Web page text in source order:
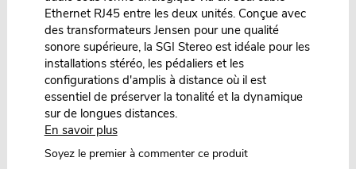
Ethernet RJ45 entre les deux unités. Conçue avec
des transformateurs Jensen pour une qualité
sonore supérieure, la SGI Stereo est idéale pour les
installations stéréo, les pédaliers et les
configurations d'amplis à distance où il est
essentiel de préserver la tonalité et la dynamique
sur de longues distances.
En savoir plus
Soyez le premier à commenter ce produit